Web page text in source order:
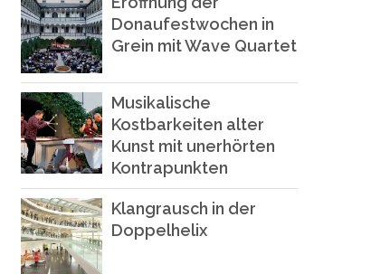
Donaufestwochen in
Grein mit Wave Quartet
Musikalische
Kostbarkeiten alter
Kunst mit unerhörten
Kontrapunkten
Klangrausch in der
Doppelhelix